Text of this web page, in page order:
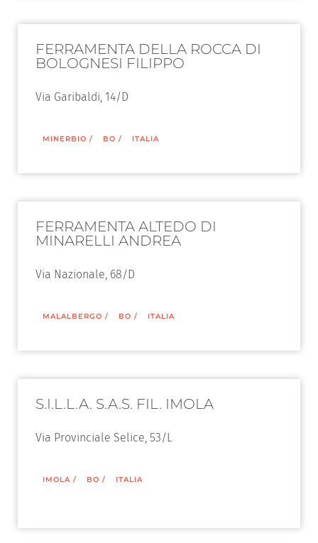
FERRAMENTA DELLA ROCCA DI
BOLOGNESI FILIPPO
Via Garibaldi, 14/D
MINERBIO / BO / ITALIA
FERRAMENTA ALTEDO DI
MINARELLI ANDREA
Via Nazionale, 68/D
MALALBERGO / BO / ITALIA
S.I.L.L.A. S.A.S. FIL. IMOLA
Via Provinciale Selice, 53/L
IMOLA / BO / ITALIA